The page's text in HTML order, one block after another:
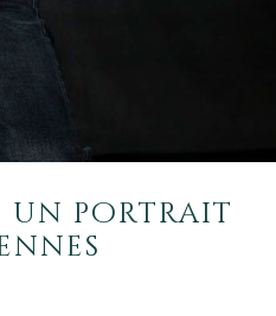
un portrait